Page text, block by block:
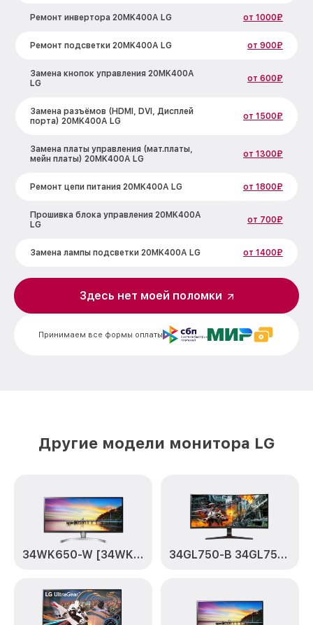
Ремонт инвертора 20MK400A LG от 1000₽
Ремонт подсветки 20MK400A LG от 900₽
Замена кнопок управления 20MK400A
LG
от 600₽
Замена разъёмов (HDMI, DVI, Дисплей
порта) 20MK400A LG
от 1500₽
Замена платы управления (мат.платы,
мейн платы) 20MK400A LG
от 1300₽
Ремонт цепи питания 20MK400A LG от 1800₽
Прошивка блока управления 20MK400A
LG
от 700₽
Замена лампы подсветки 20MK400A LG от 1400₽
Ремонт блока управления 20MK400A LG от 700₽
Замена электронных компонентов
от 1900₽
Принимаем все формы оплаты
Здесь нет моей поломки
Другие модели монитора LG
34WK650-W [34WK650-W.ARUZ] 34GL750-B 34GL750-B